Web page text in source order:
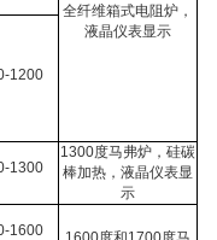
全纤维箱式电阻炉，
液晶仪表显示
1200
1300
1300度马弗炉，硅碳
棒加热，液晶仪表显
示
1600